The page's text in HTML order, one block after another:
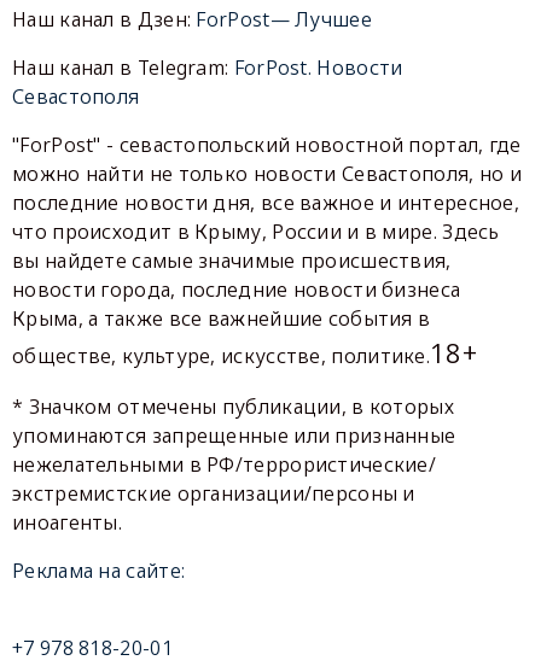
Наш канал в Дзен: ForPost— Лучшее
Наш канал в Telegram: ForPost. Новости
Севастополя
"ForPost" - севастопольский новостной портал, где
можно найти не только новости Севастополя, но и
последние новости дня, все важное и интересное,
что происходит в Крыму, России и в мире. Здесь
вы найдете самые значимые происшествия,
новости города, последние новости бизнеса
Крыма, а также все важнейшие события в
обществе, культуре, искусстве, политике.18+
* Значком отмечены публикации, в которых
упоминаются запрещенные или признанные
нежелательными в РФ/террористические/
экстремистские организации/персоны и
иноагенты.
Реклама на сайте:
+7 978 818-20-01